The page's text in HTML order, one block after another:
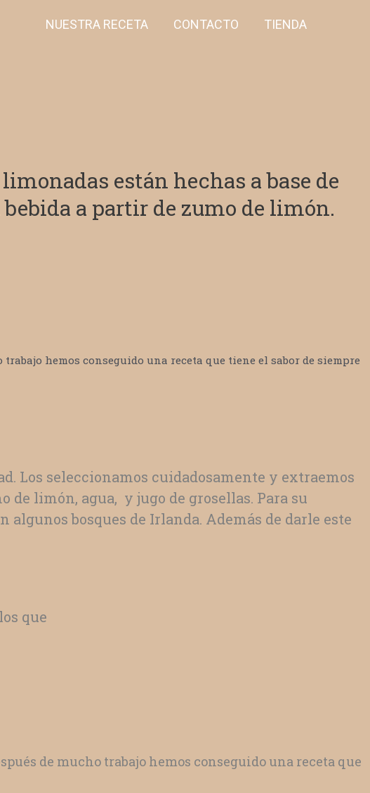
NUESTRA RECETA CONTACTO TIENDA
limonadas están hechas a base de
a partir de zumo de limón.
hemos conseguido una receta que tiene el sabor de siempre
Los seleccionamos cuidadosamente y extraemos
de limón, agua, y jugo de grosellas. Para su
bosques de Irlanda. Además de darle este
que
de mucho trabajo hemos conseguido una receta que